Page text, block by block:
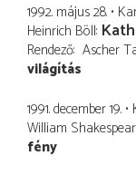
1992. május 28.
Heinrich Böll
Rendező Ascher
világítás
1991. december 19.
William
fény